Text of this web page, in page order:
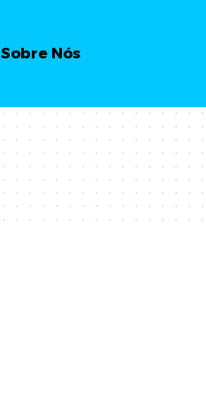
Sobre Nós